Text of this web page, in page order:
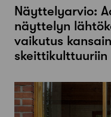
Näyttelyarvio:
näyttelyn
vaikutus
skeittikulttuuriin